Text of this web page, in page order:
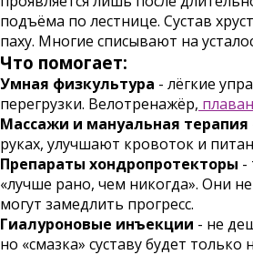
подъёма по лестнице. Сустав
паху. Многие списывают на
Что помогает:
Умная физкультура - лёгкие
перегрузки. Велотренажёр,
Массажи и мануальная терапия
руках, улучшают кровоток и
Препараты хондропротекторы -
«лучше рано, чем никогда». Они
могут замедлить прогресс.
Гиалуроновые инъекции - не
но «смазка» суставу будет только